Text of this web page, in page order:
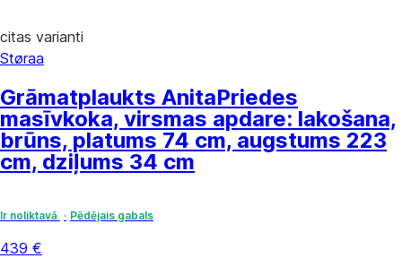
citas varianti
Støraa
Grāmatplaukts AnitaPriedes
masīvkoka, virsmas apdare: lakošana,
brūns, platums 74 cm, augstums 223
cm, dziļums 34 cm
Ir noliktavā Pēdējais gabals
439 €